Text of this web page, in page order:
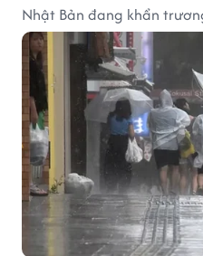
Nhật Bản đang khẩn